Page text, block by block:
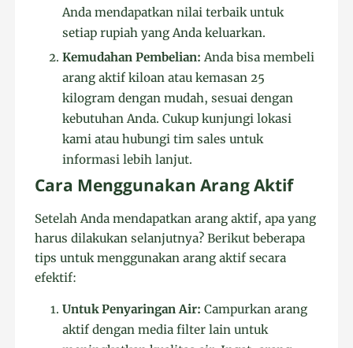
Anda mendapatkan nilai terbaik untuk
setiap rupiah yang Anda keluarkan.
Kemudahan Pembelian: Anda bisa membeli
arang aktif kiloan atau kemasan 25
kilogram dengan mudah, sesuai dengan
kebutuhan Anda. Cukup kunjungi lokasi
kami atau hubungi tim sales untuk
informasi lebih lanjut.
Cara Menggunakan Arang Aktif
Setelah Anda mendapatkan arang aktif, apa yang
harus dilakukan selanjutnya? Berikut beberapa
tips untuk menggunakan arang aktif secara
efektif:
Untuk Penyaringan Air: Campurkan arang
aktif dengan media filter lain untuk